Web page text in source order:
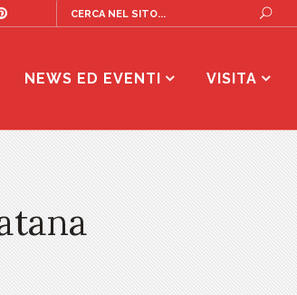
NEWS ED EVENTI VISITA